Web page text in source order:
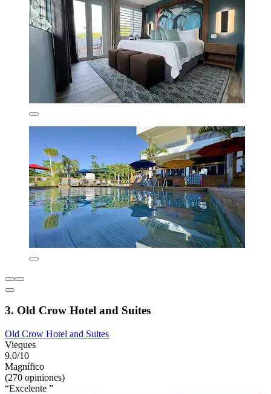
3. Old Crow Hotel and Suites
Old Crow Hotel and Suites
Vieques
9.0/10
Magnífico
(270 opiniones)
“Excelente ”